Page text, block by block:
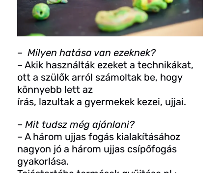
– Milyen hatása van ezeknek?
– Akik használták ezeket a technikákat,
ott a szülők arról számoltak be, hogy
könnyebb lett az
írás, lazultak a gyermekek kezei, ujjai.
– Mit tudsz még ajánlani?
– A három ujjas fogás kialakításához
nagyon jó a három ujjas csípőfogás
gyakorlása.